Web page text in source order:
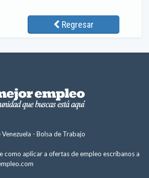
Regresar
- Bolsa de Trabajo
como aplicar a ofertas de empleo escríbanos a